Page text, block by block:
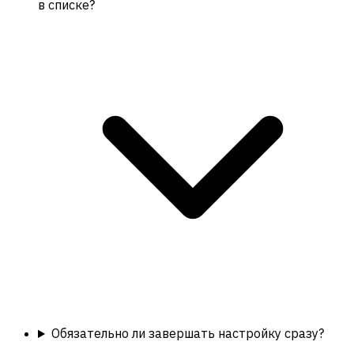
в списке?
Обязательно ли завершать настройку сразу?